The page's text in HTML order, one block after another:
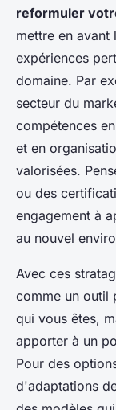
reformuler
mettre en avant
expériences
domaine. Par
secteur du
compétences
et en
valorisées.
ou des
engagement à
au nouvel
Avec ces
comme un outil
qui vous êtes,
apporter à un
Pour des
d'adaptations